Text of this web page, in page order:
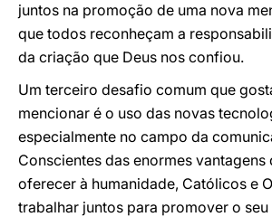
juntos na promoção de uma nova
que todos reconheçam a
da criação que Deus nos confiou.
Um terceiro desafio comum que
mencionar é o uso das novas
especialmente no campo da
Conscientes das enormes vantagens
oferecer à humanidade, Católicos e
trabalhar juntos para promover o